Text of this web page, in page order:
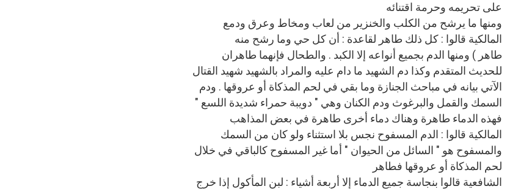
على تحريمه وحرمة اقتنائه
ومنها ما يرشح من الكلب والخنزير من لعاب ومخاط وعرق ودمع
المالكية قالوا : كل ذلك طاهر لقاعدة : أن كل حي وما رشح منه
طاهر ) ومنها الدم بجميع أنواعه إلا الكبد . والطحال فإنهما طاهران
للحديث المتقدم وكذا دم الشهيد ما دام عليه والمراد بالشهيد شهيد القتال
الآتي بيانه في مباحث الجنازة وما بقي في لحم المذكاة أو عروقها . ودم
السمك والقمل والبرغوث ودم الكنان وهي " دويبة حمراء شديدة اللسع "
فهذه الدماء طاهرة وهناك دماء أخرى طاهرة في بعض المذاهب
المالكية قالوا : الدم المسفوح نجس بلا استثناء ولو كان من السمك
والمسفوح هو " السائل من الحيوان " أما غير المسفوح كالباقي في خلال
لحم المذكاة أو عروقها فطاهر
الشافعية قالوا بنجاسة جميع الدماء إلا أربعة أشياء : لبن المأكول إذا خرج